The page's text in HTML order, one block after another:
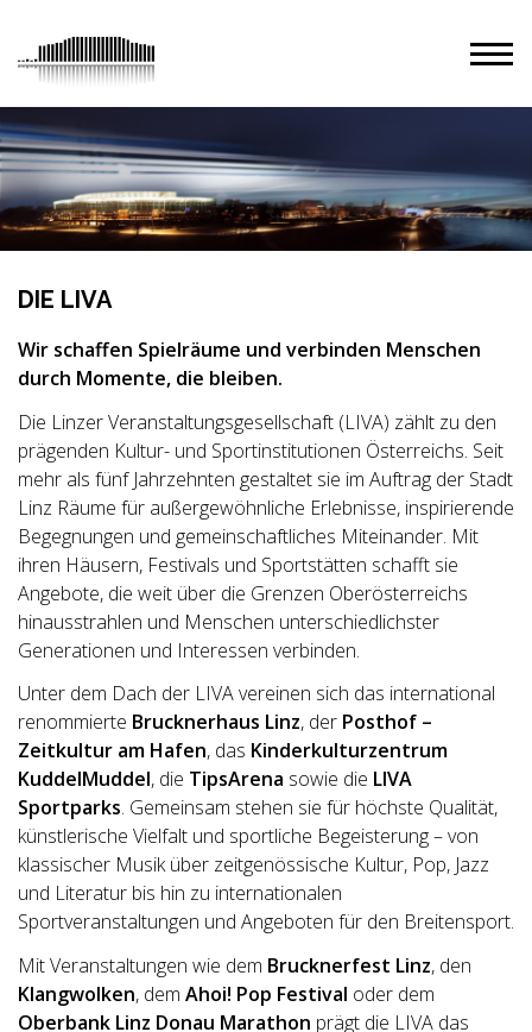
DIE LIVA
Wir schaffen Spielräume und verbinden Menschen
durch Momente, die bleiben.
Die Linzer Veranstaltungsgesellschaft (LIVA) zählt zu den
prägenden Kultur- und Sportinstitutionen Österreichs. Seit
mehr als fünf Jahrzehnten gestaltet sie im Auftrag der Stadt
Linz Räume für außergewöhnliche Erlebnisse, inspirierende
Begegnungen und gemeinschaftliches Miteinander. Mit
ihren Häusern, Festivals und Sportstätten schafft sie
Angebote, die weit über die Grenzen Oberösterreichs
hinausstrahlen und Menschen unterschiedlichster
Generationen und Interessen verbinden.
Unter dem Dach der LIVA vereinen sich das international
renommierte Brucknerhaus Linz, der Posthof –
Zeitkultur am Hafen, das Kinderkulturzentrum
KuddelMuddel, die TipsArena sowie die LIVA
Sportparks. Gemeinsam stehen sie für höchste Qualität,
künstlerische Vielfalt und sportliche Begeisterung – von
klassischer Musik über zeitgenössische Kultur, Pop, Jazz
und Literatur bis hin zu internationalen
Sportveranstaltungen und Angeboten für den Breitensport.
Mit Veranstaltungen wie dem Brucknerfest Linz, den
Klangwolken, dem Ahoi! Pop Festival oder dem
Oberbank Linz Donau Marathon prägt die LIVA das